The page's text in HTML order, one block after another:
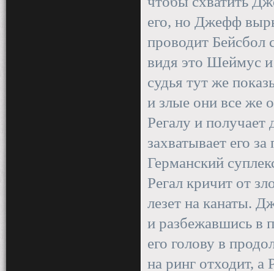
его, но Джефф
проводит Бейсбол
видя это Шеймус и
судья тут же
и злые они все же
Регалу и
захватывает его
Германский
Регал кричит от
лезет на канаты.
и разбежавшись в
его голову в
на ринг отходит, а